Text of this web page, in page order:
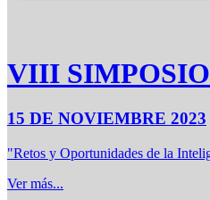
VIII
15 DE NOVIEMBRE 2023
"Retos y Oportunidades de la
Ver más...